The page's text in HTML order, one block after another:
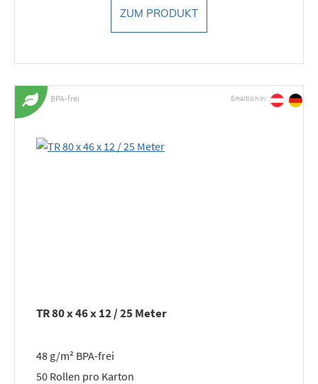
ZUM PRODUKT
BPA-frei Erhältlich in:
TR 80 x 46 x 12 / 25 Meter
48 g/m² BPA-frei
50 Rollen pro Karton